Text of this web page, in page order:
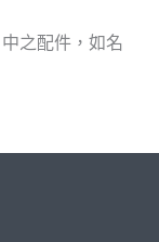
之配件，如名